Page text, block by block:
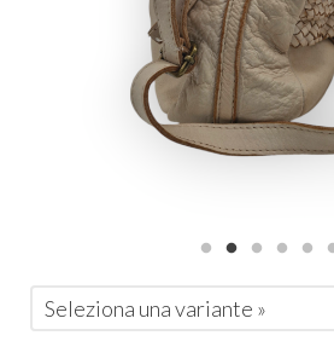
Seleziona una variante »